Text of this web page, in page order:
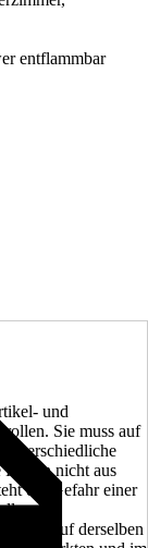
entflammbar
und
Sie muss auf
Rollen nicht aus
die Gefahr einer
mit
nicht auf derselben